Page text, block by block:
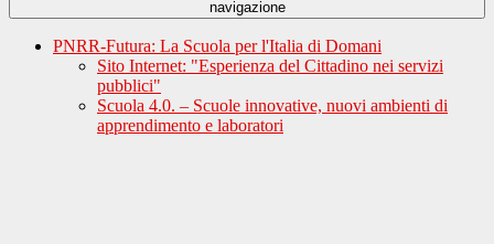
navigazione
PNRR-Futura: La Scuola per l'Italia di Domani
Sito Internet: "Esperienza del Cittadino nei servizi
pubblici"
Scuola 4.0. – Scuole innovative, nuovi ambienti di
apprendimento e laboratori